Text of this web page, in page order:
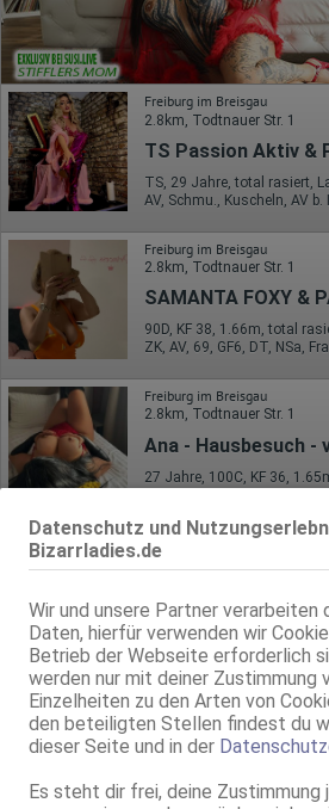
Datenschutz und
Bizarrladies.de
Wir und unsere Partner verarbeiten
Daten, hierfür verwenden wir
Betrieb der Webseite erforderlich
werden nur mit deiner Zustimmung
Einzelheiten zu den Arten von
den beteiligten Stellen findest du
dieser Seite und in der
Es steht dir frei, deine Zustimmung
Freiburg im Breisgau
2.8km, Todtnauer Str. 1
TS Passion Aktiv &
TS, 29 Jahre, total rasiert,
AV, Schmu., Kuscheln, AV b.
Freiburg im Breisgau
2.8km, Todtnauer Str. 1
SAMANTA FOXY &
90D, KF 38, 1.66m, total
ZK, AV, 69, GF6, DT, NSa,
Freiburg im Breisgau
2.8km, Todtnauer Str. 1
Freiburg im Breisgau
2.8km, Todtnauer Str. 1
75C, KF 38, 1.72m, total
Freiburg im Breisgau
3.0km, Wiesentalstr. 1
Selin - neue Nummer